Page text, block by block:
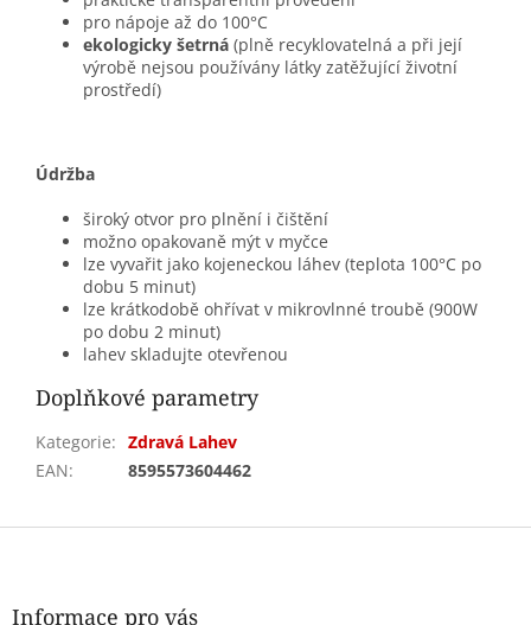
pro nápoje až do 100°C
ekologicky šetrná (plně recyklovatelná a při její
výrobě nejsou používány látky zatěžující životní
prostředí)
Údržba
široký otvor pro plnění i čištění
možno opakovaně mýt v myčce
lze vyvařit jako kojeneckou láhev (teplota 100°C po
dobu 5 minut)
lze krátkodobě ohřívat v mikrovlnné troubě (900W
po dobu 2 minut)
lahev skladujte otevřenou
Doplňkové parametry
Kategorie: Zdravá Lahev
EAN: 8595573604462
Z
Informace pro vás